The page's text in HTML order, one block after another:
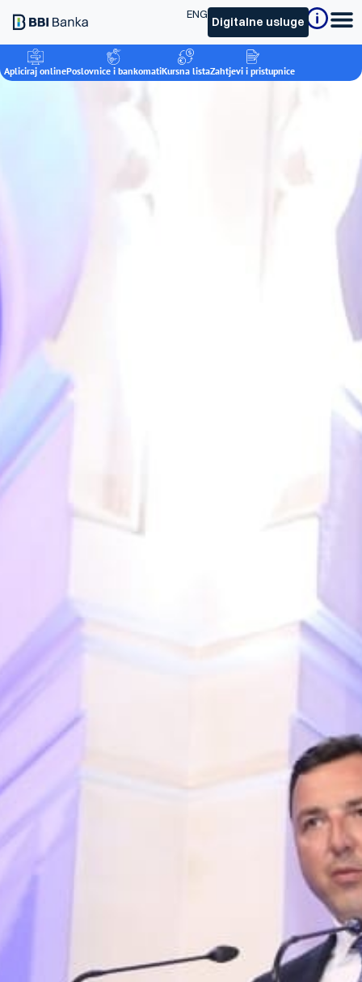
Digitalne usluge
ENG
Apliciraj onlinePoslovnice i bankomatiKursna listaZahtjevi i pristupnice